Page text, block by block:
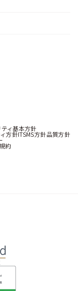
ィ基本方針
方針ITSMS方針品質方針
約